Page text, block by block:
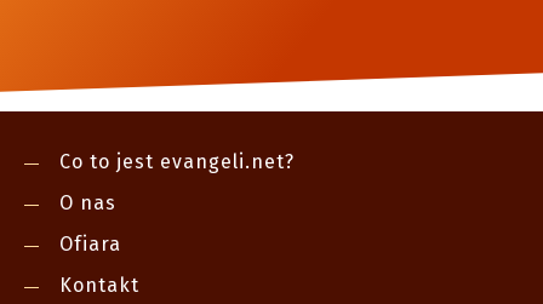
Co to jest evangeli.net?
O nas
Ofiara
Kontakt